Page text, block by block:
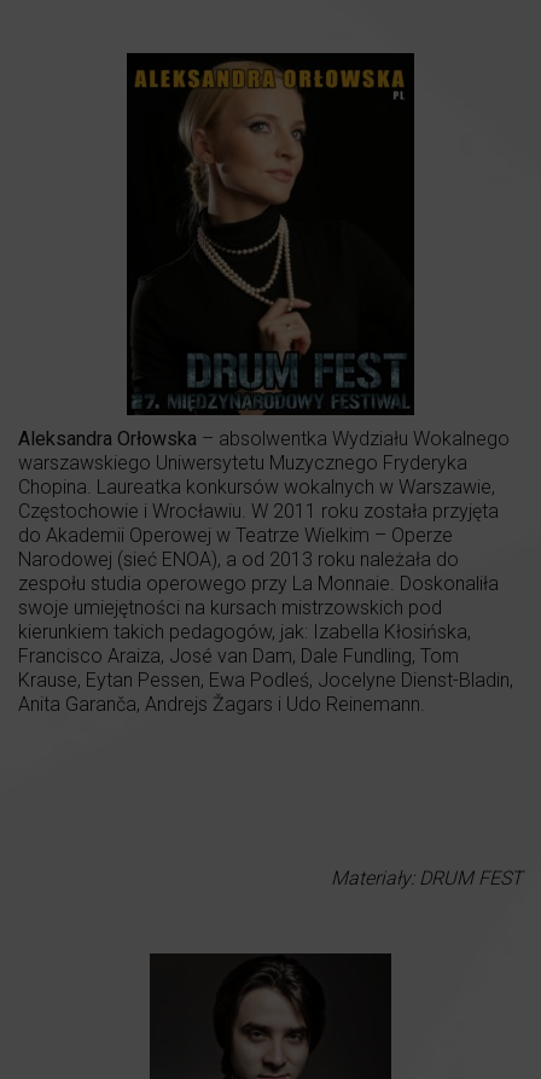
Aleksandra Orłowska – absolwentka Wydziału Wokalnego
warszawskiego Uniwersytetu Muzycznego Fryderyka
Chopina. Laureatka konkursów wokalnych w Warszawie,
Częstochowie i Wrocławiu. W 2011 roku została przyjęta
do Akademii Operowej w Teatrze Wielkim – Operze
Narodowej (sieć ENOA), a od 2013 roku należała do
zespołu studia operowego przy La Monnaie. Doskonaliła
swoje umiejętności na kursach mistrzowskich pod
kierunkiem takich pedagogów, jak: Izabella Kłosińska,
Francisco Araiza, José van Dam, Dale Fundling, Tom
Krause, Eytan Pessen, Ewa Podleś, Jocelyne Dienst-Bladin,
Anita Garanča, Andrejs Žagars i Udo Reinemann.
Materiały: DRUM FEST